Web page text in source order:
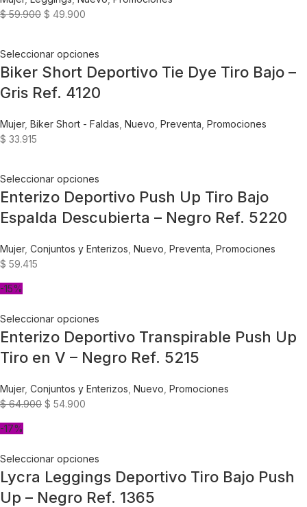
$59.900 $ 49.900
Seleccionar opciones
Biker Short Deportivo Tie Dye Tiro Bajo –
Gris Ref. 4120
Mujer, Biker Short - Faldas Nuevo Preventa Promociones
$ 33.915
Seleccionar opciones
Enterizo Deportivo Push Up Tiro Bajo
Espalda Descubierta – Negro Ref. 5220
Mujer, Conjuntos y Enterizos Nuevo Preventa Promociones
$ 59.415
-15%
Seleccionar opciones
Enterizo Deportivo Transpirable Push Up
Tiro en V – Negro Ref. 5215
Mujer, Conjuntos y Enterizos Nuevo Promociones
$64.900 $ 54.900
-17%
Seleccionar opciones
Lycra Leggings Deportivo Tiro Bajo Push
Up – Negro Ref. 1365